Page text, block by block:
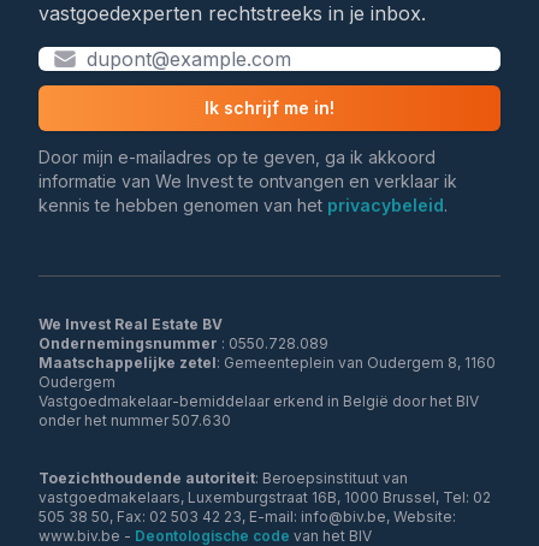
vastgoedexperten rechtstreeks in je inbox.
Ik schrijf me in!
Door mijn e-mailadres op te geven, ga ik akkoord
informatie van We Invest te ontvangen en verklaar ik
kennis te hebben genomen van het privacybeleid.
We Invest Real Estate BV
Ondernemingsnummer
Maatschappelijke zetel: Gemeenteplein van Oudergem 8, 1160
Oudergem
Vastgoedmakelaar-bemiddelaar erkend in België door het BIV
onder het nummer 507.630
Toezichthoudende autoriteit: Beroepsinstituut van
vastgoedmakelaars, Luxemburgstraat 16B, 1000 Brussel, Tel: 02
505 38 50, Fax: 02 503 42 23, E-mail: info@biv.be, Website:
www.biv.be - Deontologische code van het BIV